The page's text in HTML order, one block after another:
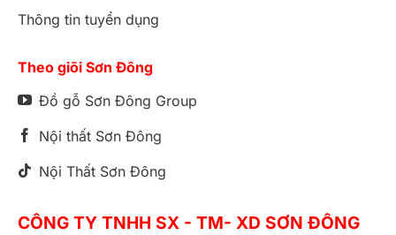
Thông tin tuyển dụng
Theo giõi Sơn Đông
Đồ gỗ Sơn Đông Group
Nội thất Sơn Đông
Nội Thất Sơn Đông
CÔNG TY TNHH SX - TM- XD SƠN ĐÔNG